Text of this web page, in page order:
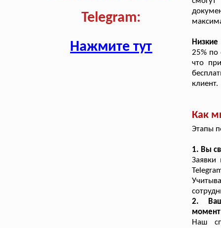
Telegram:
Нажмите тут
25% по
что
клиент.
Как
Этапы
1. Вы
2.
Наш